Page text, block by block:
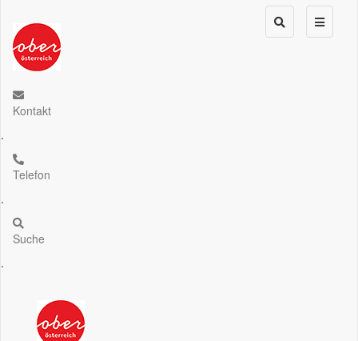
Kontakt
.
Telefon
.
Suche
.